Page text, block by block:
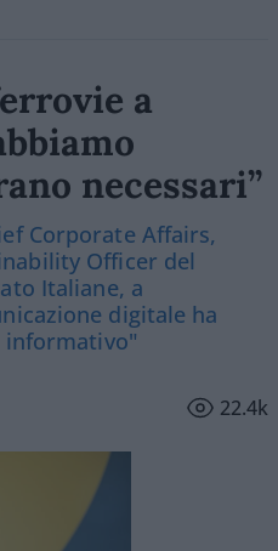
a
necessari”
Corporate Affairs,
Officer del
Italiane, a
digitale ha
22.4k